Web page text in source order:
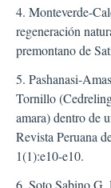
4. Monteverde-
regeneración
premontano de
5. Pashanasi-
Tornillo
amara) dentro de
Revista Peruana
1(1):e10-e10.
6. Soto Sabino G.